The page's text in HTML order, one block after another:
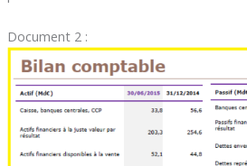
Document 2 :